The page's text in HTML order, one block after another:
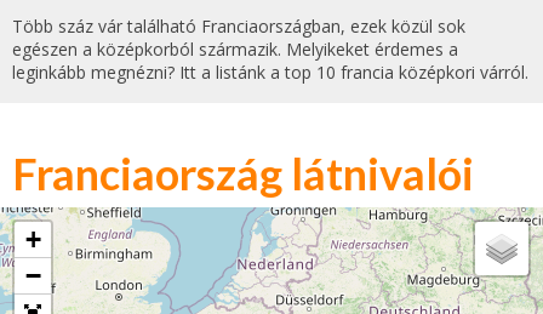
Több száz vár található Franciaországban, ezek közül sok
egészen a középkorból származik. Melyikeket érdemes a
leginkább megnézni? Itt a listánk a top 10 francia középkori várról.
Franciaország látnivalói
+
−